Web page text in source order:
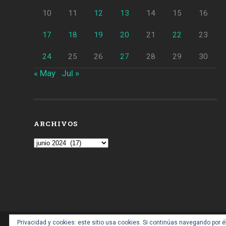
10 11 12 13 14 15 16
17 18 19 20 21 22 23
24 25 26 27 28 29 30
« May Jul »
ARCHIVOS
Archivos
Privacidad y cookies: este sitio usa cookies. Si continúas navegando por